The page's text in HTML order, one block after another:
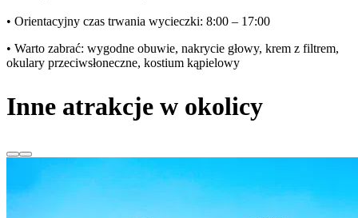
• Orientacyjny czas trwania wycieczki: 8:00 – 17:00
• Warto zabrać: wygodne obuwie, nakrycie głowy, krem z filtrem,
okulary przeciwsłoneczne, kostium kąpielowy
Inne atrakcje w okolicy